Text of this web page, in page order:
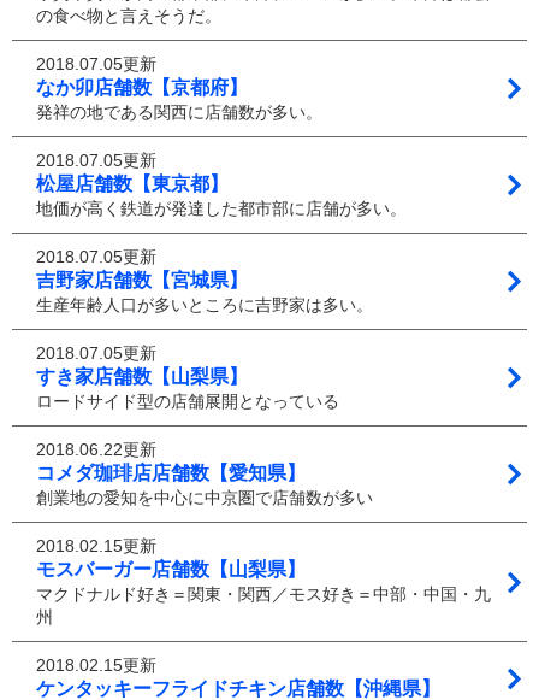
の食べ物と言えそうだ。
2018.07.05更新
なか卯店舗数【京都府】
発祥の地である関西に店舗数が多い。
2018.07.05更新
松屋店舗数【東京都】
地価が高く鉄道が発達した都市部に店舗が多い。
2018.07.05更新
吉野家店舗数【宮城県】
生産年齢人口が多いところに吉野家は多い。
2018.07.05更新
すき家店舗数【山梨県】
ロードサイド型の店舗展開となっている
2018.06.22更新
コメダ珈琲店店舗数【愛知県】
創業地の愛知を中心に中京圏で店舗数が多い
2018.02.15更新
モスバーガー店舗数【山梨県】
マクドナルド好き＝関東・関西／モス好き＝中部・中国・九
州
2018.02.15更新
ケンタッキーフライドチキン店舗数【沖縄県】